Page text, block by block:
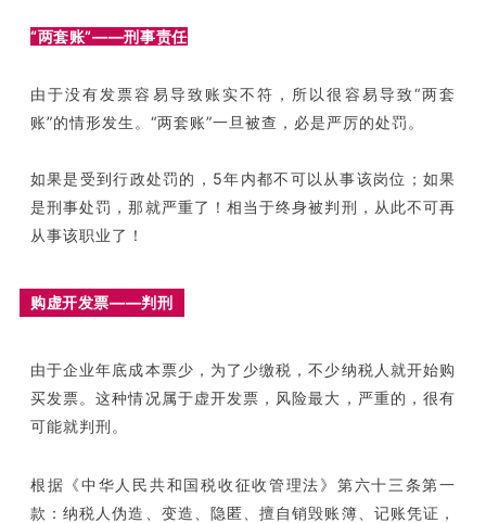
“两套账”——刑事责任
由于没有发票容易导致账实不符，所以很容易导致“两套
账”的情形发生。“两套账”一旦被查，必是严厉的处罚。
如果是受到行政处罚的，5年内都不可以从事该岗位；如果
是刑事处罚，那就严重了！相当于终身被判刑，从此不可再
从事该职业了！
购虚开发票——判刑
由于企业年底成本票少，为了少缴税，不少纳税人就开始购
买发票。这种情况属于虚开发票，风险最大，严重的，很有
可能就判刑。
根据《中华人民共和国税收征收管理法》第六十三条第一
款：纳税人伪造、变造、隐匿、擅自销毁账簿、记账凭证，